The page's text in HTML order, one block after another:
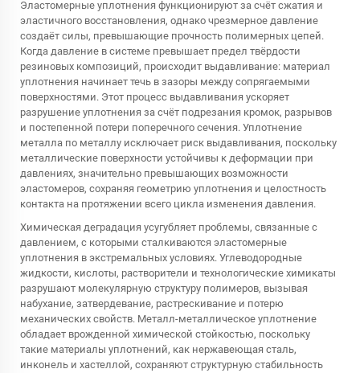
Эластомерные уплотнения функционируют за счёт сжатия и
эластичного восстановления, однако чрезмерное давление
создаёт силы, превышающие прочность полимерных цепей.
Когда давление в системе превышает предел твёрдости
резиновых композиций, происходит выдавливание: материал
уплотнения начинает течь в зазоры между сопрягаемыми
поверхностями. Этот процесс выдавливания ускоряет
разрушение уплотнения за счёт подрезания кромок, разрывов
и постепенной потери поперечного сечения. Уплотнение
металла по металлу исключает риск выдавливания, поскольку
металлические поверхности устойчивы к деформации при
давлениях, значительно превышающих возможности
эластомеров, сохраняя геометрию уплотнения и целостность
контакта на протяжении всего цикла изменения давления.
Химическая деградация усугубляет проблемы, связанные с
давлением, с которыми сталкиваются эластомерные
уплотнения в экстремальных условиях. Углеводородные
жидкости, кислоты, растворители и технологические химикаты
разрушают молекулярную структуру полимеров, вызывая
набухание, затвердевание, растрескивание и потерю
механических свойств. Металл-металлическое уплотнение
обладает врожденной химической стойкостью, поскольку
такие материалы уплотнений, как нержавеющая сталь,
инконель и хастеллой, сохраняют структурную стабильность